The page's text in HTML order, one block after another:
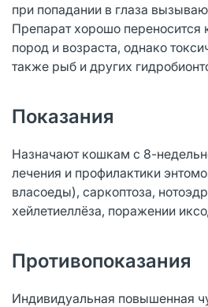
при попадании в глаза
Препарат хорошо
пород и возраста, однако
также рыб и других
Показания
Назначают кошкам с 8-
лечения и профилактики
власоеды), саркоптоза,
хейлетиеллёза, поражении
Противопоказания
Индивидуальная повышенная